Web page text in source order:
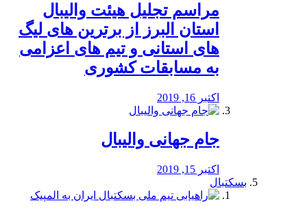
مراسم تجلیل هیئت والیبال
استان البرز از برترین های لیگ
های استانی و تیم های اعزامی
به مسابقات کشوری
اکتبر 16, 2019
جام جهانی والیبال
اکتبر 15, 2019
بسکتبال